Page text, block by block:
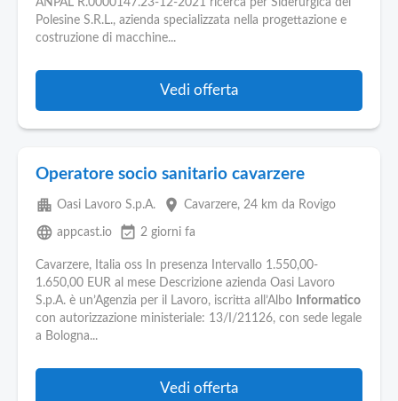
ANPAL R.0000147.23-12-2021 ricerca per Siderurgica del
Polesine S.R.L., azienda specializzata nella progettazione e
costruzione di macchine...
Vedi offerta
Operatore socio sanitario cavarzere
apartment Oasi Lavoro S.p.A. place Cavarzere, 24 km da Rovigo
language appcast.io event_available 2 giorni fa
Cavarzere, Italia oss In presenza Intervallo 1.550,00-
1.650,00 EUR al mese Descrizione azienda Oasi Lavoro
S.p.A. è un’Agenzia per il Lavoro, iscritta all’Albo
Informatico
con autorizzazione ministeriale: 13/I/21126, con sede legale
a Bologna...
Vedi offerta